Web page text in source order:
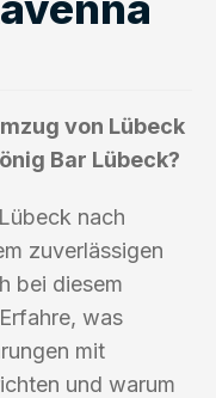
von Lübeck
Bar Lübeck?
nach
zuverlässigen
bei diesem
was
mit
und warum